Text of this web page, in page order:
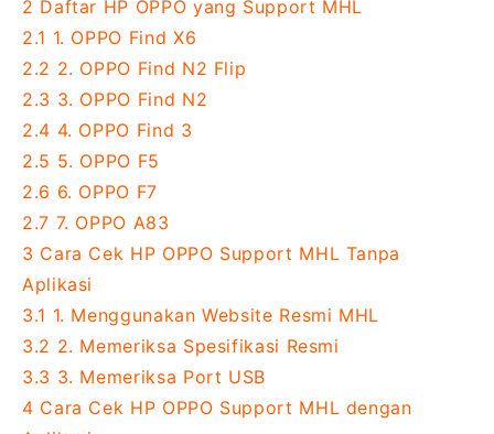
2 Daftar HP OPPO yang Support MHL
2.1 1. OPPO Find X6
2.2 2. OPPO Find N2 Flip
2.3 3. OPPO Find N2
2.4 4. OPPO Find 3
2.5 5. OPPO F5
2.6 6. OPPO F7
2.7 7. OPPO A83
3 Cara Cek HP OPPO Support MHL Tanpa
Aplikasi
3.1 1. Menggunakan Website Resmi MHL
3.2 2. Memeriksa Spesifikasi Resmi
3.3 3. Memeriksa Port USB
4 Cara Cek HP OPPO Support MHL dengan